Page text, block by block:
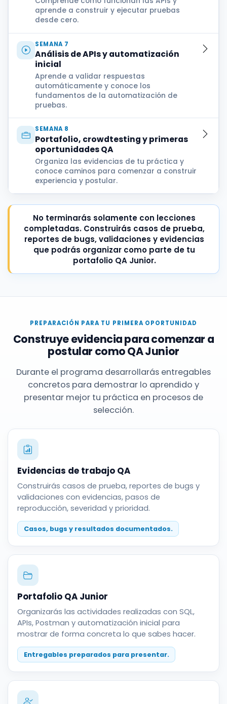
aprende a construir y ejecutar pruebas
desde cero.
SEMANA 7
Análisis de APIs y automatización
inicial
Aprende a validar respuestas
automáticamente y conoce los
fundamentos de la automatización de
pruebas.
SEMANA 8
Portafolio, crowdtesting y primeras
oportunidades QA
Organiza las evidencias de tu práctica y
conoce caminos para comenzar a construir
experiencia y postular.
No terminarás solamente con lecciones
completadas. Construirás casos de prueba,
reportes de bugs, validaciones y evidencias
que podrás organizar como parte de tu
portafolio QA Junior.
PREPARACIÓN PARA TU PRIMERA OPORTUNIDAD
Construye evidencia para comenzar a
postular como QA Junior
Durante el programa desarrollarás entregables
concretos para demostrar lo aprendido y
presentar mejor tu práctica en procesos de
selección.
Evidencias de trabajo QA
Construirás casos de prueba, reportes de bugs y
validaciones con evidencias, pasos de
reproducción, severidad y prioridad.
Casos, bugs y resultados documentados.
Portafolio QA Junior
Organizarás las actividades realizadas con SQL,
APIs, Postman y automatización inicial para
mostrar de forma concreta lo que sabes hacer.
Entregables preparados para presentar.